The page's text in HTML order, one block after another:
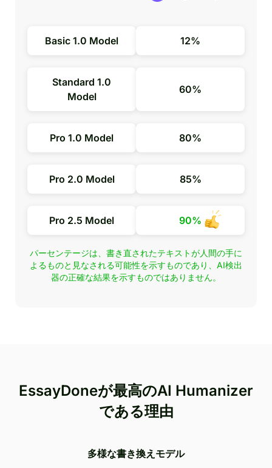
Basic 1.0 Model 12%
Standard 1.0
Model
60%
Pro 1.0 Model 80%
Pro 2.0 Model 85%
Pro 2.5 Model 90%
パーセンテージは、書き直されたテキストが人間の手に
よるものと見なされる可能性を示すものであり、AI検出
器の正確な結果を示すものではありません。
EssayDoneが最高のAI Humanizer
である理由
多様な書き換えモデル